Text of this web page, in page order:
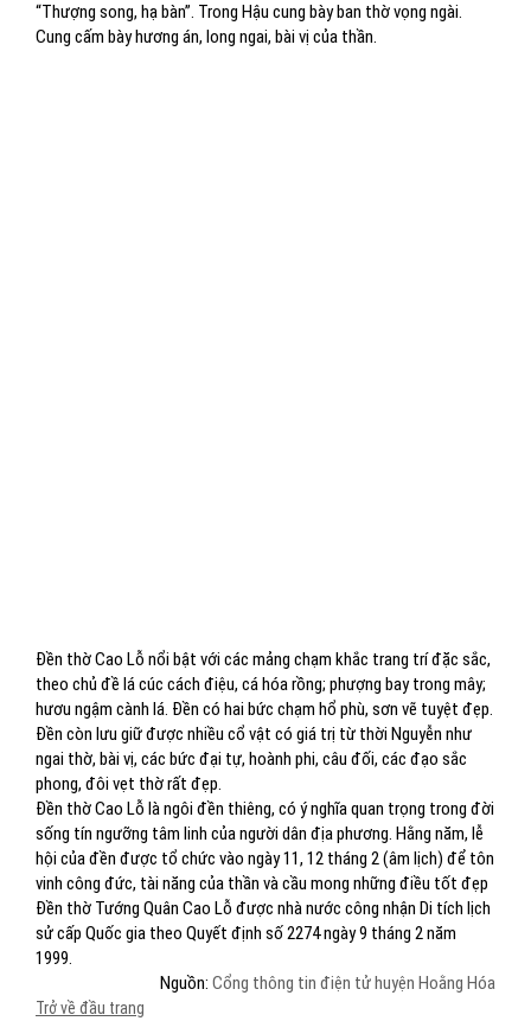
“Thượng song, hạ bàn”. Trong Hậu cung bày ban thờ vọng ngài.
Cung cấm bày hương án, long ngai, bài vị của thần.
Đền thờ Cao Lỗ nổi bật với các mảng chạm khắc trang trí đặc sắc,
theo chủ đề lá cúc cách điệu, cá hóa rồng; phượng bay trong mây;
hươu ngậm cành lá. Đền có hai bức chạm hổ phù, sơn vẽ tuyệt đẹp.
Đền còn lưu giữ được nhiều cổ vật có giá trị từ thời Nguyễn như
ngai thờ, bài vị, các bức đại tự, hoành phi, câu đối, các đạo sắc
phong, đôi vẹt thờ rất đẹp.
Đền thờ Cao Lỗ là ngôi đền thiêng, có ý nghĩa quan trọng trong đời
sống tín ngưỡng tâm linh của người dân địa phương. Hằng năm, lễ
hội của đền được tổ chức vào ngày 11, 12 tháng 2 (âm lịch) để tôn
vinh công đức, tài năng của thần và cầu mong những điều tốt đẹp
Đền thờ Tướng Quân Cao Lỗ được nhà nước công nhận Di tích lịch
sử cấp Quốc gia theo Quyết định số 2274 ngày 9 tháng 2 năm
1999.
Nguồn: Cổng thông tin điện tử huyện Hoằng Hóa
Trở về đầu trang